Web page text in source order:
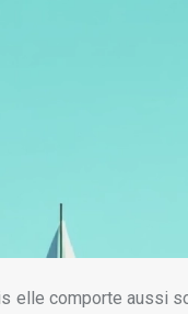
elle comporte